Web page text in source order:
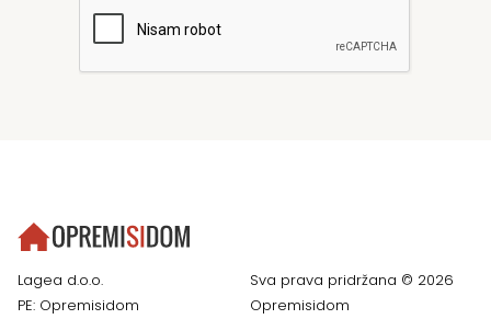
Lagea d.o.o.
PE: Opremisidom
Sva prava pridržana © 2026
Opremisidom